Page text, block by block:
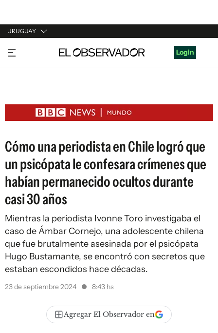
URUGUAY
URUGUAY
ARGENTINA
ESTADOS UNIDOS
Login
Cómo una periodista en Chile logró que
un psicópata le confesara crímenes que
habían permanecido ocultos durante
casi 30 años
Mientras la periodista Ivonne Toro investigaba el
caso de Ámbar Cornejo, una adolescente chilena
que fue brutalmente asesinada por el psicópata
Hugo Bustamante, se encontró con secretos que
estaban escondidos hace décadas.
23 de septiembre 2024 8:43 hs
Agregar El Observador en